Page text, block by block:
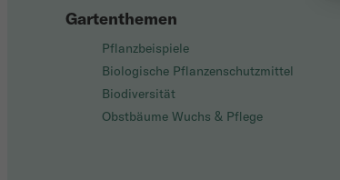
Gartenthemen
Pflanzbeispiele
Biologische Pflanzenschutzmittel
Biodiversität
Obstbäume Wuchs & Pflege